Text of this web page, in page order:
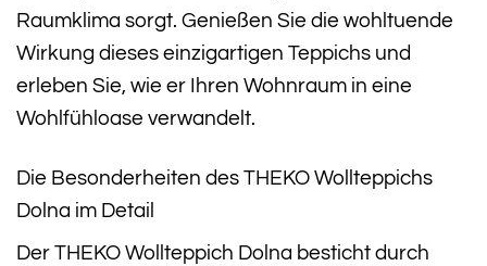
Raumklima sorgt. Genießen Sie die wohltuende
Wirkung dieses einzigartigen Teppichs und
erleben Sie, wie er Ihren Wohnraum in eine
Wohlfühloase verwandelt.
Die Besonderheiten des THEKO Wollteppichs
Dolna im Detail
Der THEKO Wollteppich Dolna besticht durch